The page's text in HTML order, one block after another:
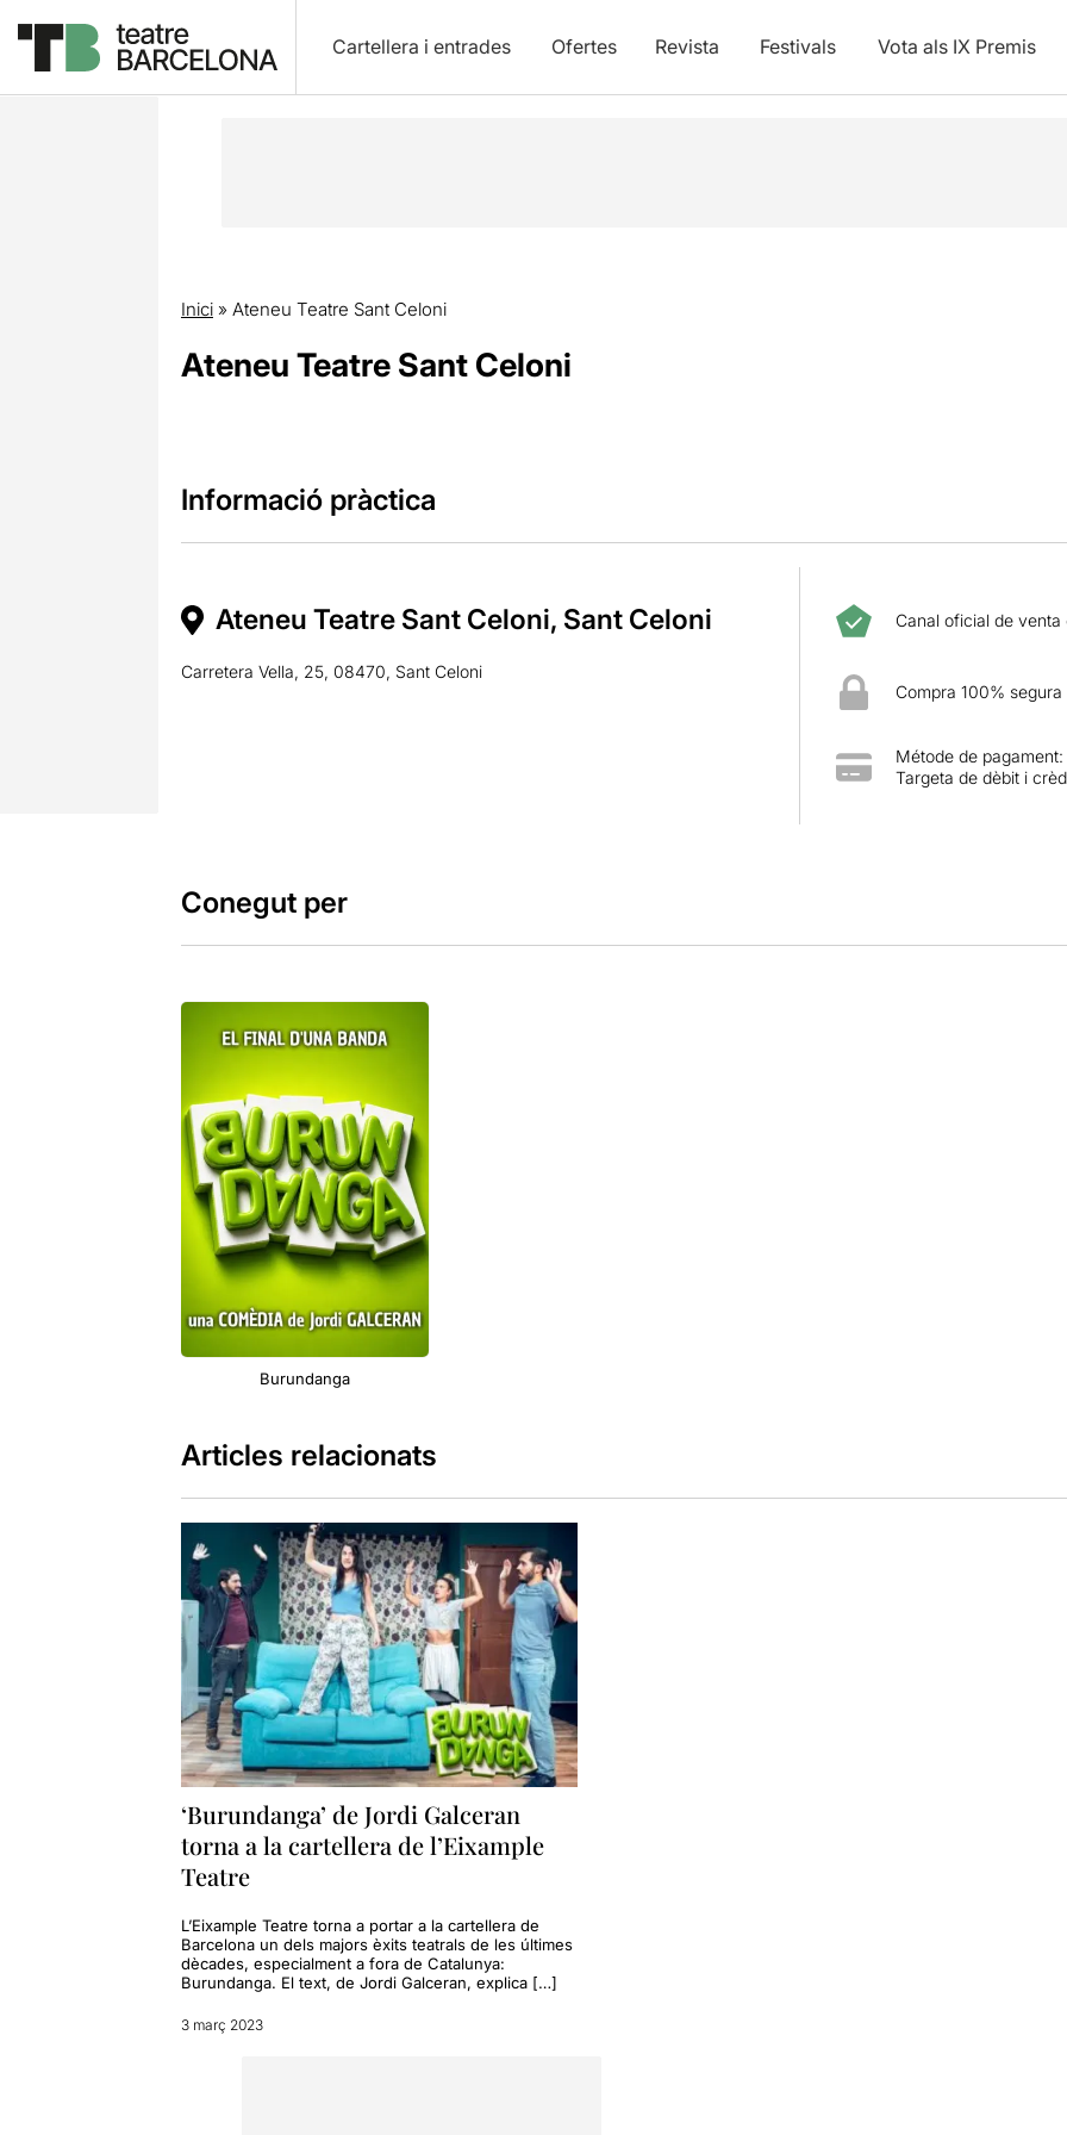
Cartellera i entrades Ofertes Revista Festivals Vota als IX Premis
Inici» Ateneu Teatre Sant Celoni
Ateneu Teatre Sant Celoni
Informació pràctica
Ateneu Teatre Sant Celoni, Sant Celoni
Carretera Vella, 25, 08470, Sant Celoni
Canal oficial de venta
Compra 100% segura
Métode de pagament:
Targeta de dèbit i
Conegut per
Burundanga
Articles relacionats
‘Burundanga’ de Jordi Galceran
torna a la cartellera de l’Eixample
Teatre
L’Eixample Teatre torna a portar a la cartellera de
Barcelona un dels majors èxits teatrals de les últimes
dècades, especialment a fora de Catalunya:
Burundanga. El text, de Jordi Galceran, explica […]
3 març 2023